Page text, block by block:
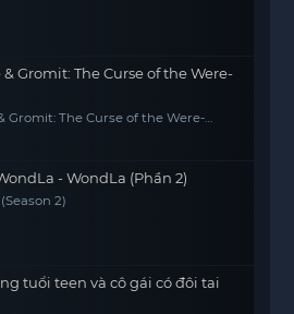
Gromit: The Curse of the Were-
Gromit: The Curse of the Were-
- WondLa (Phần 2)
2)
tuổi teen và cô gái có đôi tai